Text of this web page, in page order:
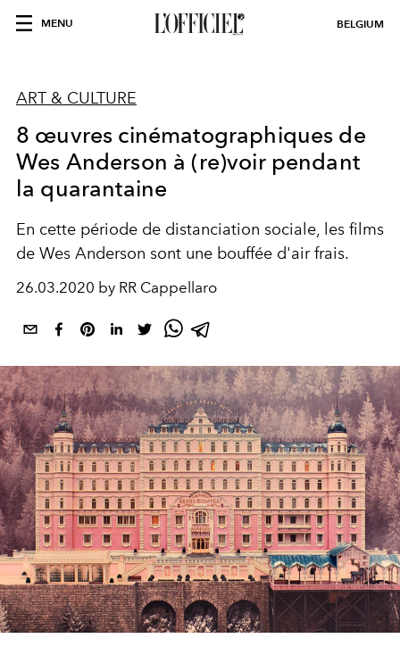
MENU BELGIUM
ART & CULTURE
8 œuvres cinématographiques de
Wes Anderson à (re)voir pendant
la quarantaine
En cette période de distanciation sociale, les films
de Wes Anderson sont une bouffée d'air frais.
26.03.2020 by RR Cappellaro